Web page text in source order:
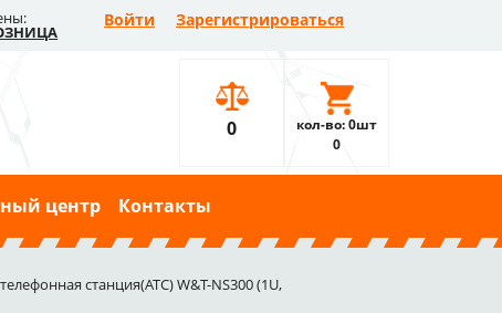
Войти Зарегистрироваться
0
кол-во: 0шт
0
центр Контакты
станция(АТС) W&T-NS300 (1U,